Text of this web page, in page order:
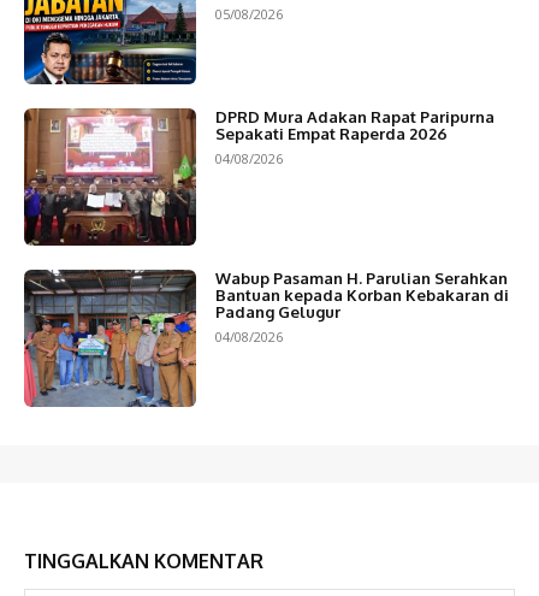
05/08/2026
DPRD Mura Adakan Rapat Paripurna
Sepakati Empat Raperda 2026
04/08/2026
Wabup Pasaman H. Parulian Serahkan
Bantuan kepada Korban Kebakaran di
Padang Gelugur
04/08/2026
TINGGALKAN KOMENTAR